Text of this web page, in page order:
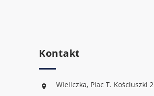
Kontakt
Wieliczka, Plac T. Kościuszki 2